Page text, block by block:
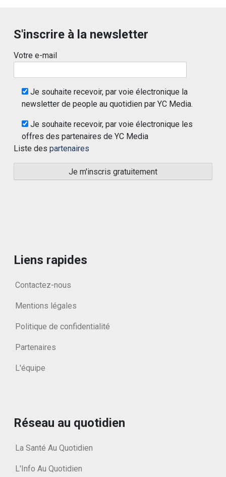
S'inscrire à la newsletter
Votre e-mail
Je souhaite recevoir, par voie électronique la
newsletter de people au quotidien par YC Media.
Je souhaite recevoir, par voie électronique les
offres des partenaires de YC Media
Liste des partenaires
Liens rapides
Contactez-nous
Mentions légales
Politique de confidentialité
Partenaires
L'équipe
Réseau au quotidien
La Santé Au Quotidien
L'Info Au Quotidien